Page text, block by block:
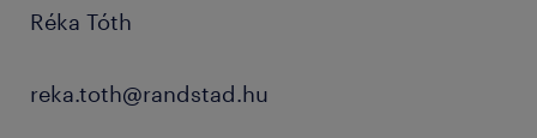
Réka Tóth
reka.toth@randstad.hu